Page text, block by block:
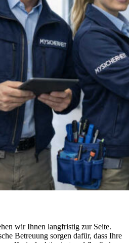
wir Ihnen langfristig zur Seite.
Betreuung sorgen dafür, dass Ihre